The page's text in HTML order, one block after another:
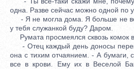
одна. Разве сейчас можно одной по
- Я не могла дома. Я больше не
у тебя служанкой буду? Даром.
Румата просмеялся сквозь комок в
- Отец каждый день доносы
она с тихим отчаянием. - А бумаги,
все в крови. Ему их в Веселой